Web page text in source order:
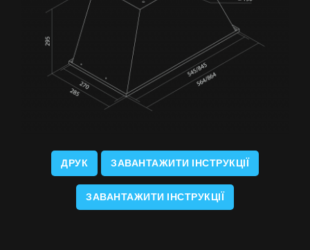
ДРУК ЗАВАНТАЖИТИ ІНСТРУКЦІЇ
ЗАВАНТАЖИТИ ІНСТРУКЦІЇ